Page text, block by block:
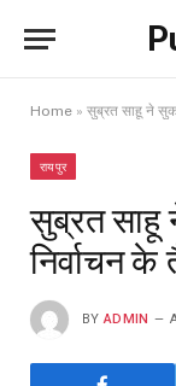
Home » सुब्रत साहू ने
रायपुर
सुब्रत साहू
निर्वाचन के
BY ADMIN